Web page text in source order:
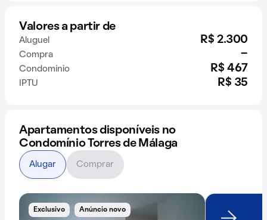
Valores a partir de
Aluguel R$ 2.300
Compra -
Condomínio R$ 467
IPTU R$ 35
Apartamentos disponíveis no
Condomínio Torres de Málaga
Exclusivo Anúncio novo
Alugar Comprar